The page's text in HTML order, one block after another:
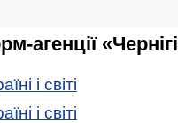
агенції
і світі
і світі